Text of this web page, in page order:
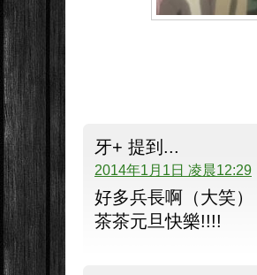
牙+ 提到...
2014年1月1日 凌晨12:29
好多兵長啊（大笑）
茶茶元旦快樂!!!!